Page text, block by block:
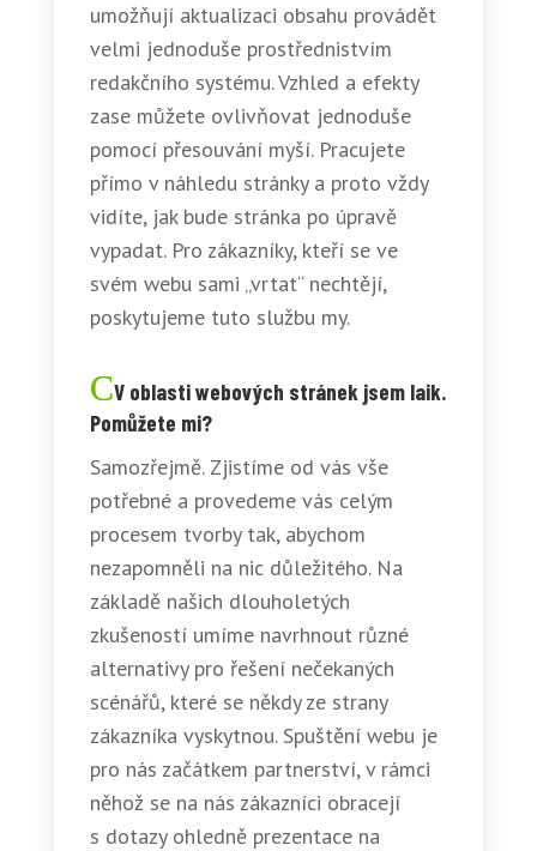
umožňují aktualizaci obsahu provádět
velmi jednoduše prostřednistvím
redakčního systému. Vzhled a efekty
zase můžete ovlivňovat jednoduše
pomocí přesouvání myší. Pracujete
přímo v náhledu stránky a proto vždy
vidíte, jak bude stránka po úpravě
vypadat. Pro zákazníky, kteří se ve
svém webu sami „vrtat“ nechtějí,
poskytujeme tuto službu my.
V oblasti webových stránek jsem laik.
Pomůžete mi?
Samozřejmě. Zjistíme od vás vše
potřebné a provedeme vás celým
procesem tvorby tak, abychom
nezapomněli na nic důležitého. Na
základě našich dlouholetých
zkušeností umíme navrhnout různé
alternativy pro řešení nečekaných
scénářů, které se někdy ze strany
zákazníka vyskytnou. Spuštění webu je
pro nás začátkem partnerství, v rámci
něhož se na nás zákazníci obracejí
s dotazy ohledně prezentace na